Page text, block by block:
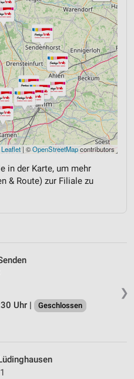
Leaflet | ©OpenStreetMapcontributors
in der Karte, um mehr
& Route) zur Filiale zu
❯
Uhr |
Geschlossen